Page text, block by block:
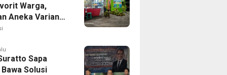
Warga,
Aneka Varian
Muda
Sapa
Solusi